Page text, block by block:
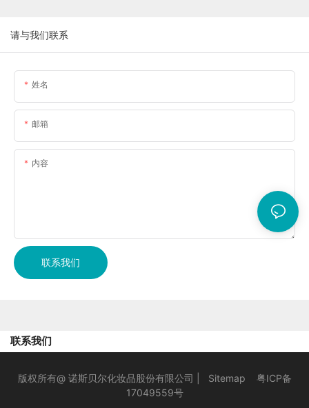
请与我们联系
姓名
邮箱
内容
联系我们
联系我们
版权所有@ 诺斯贝尔化妆品股份有限公司 | Sitemap
粤ICP备
17049559号